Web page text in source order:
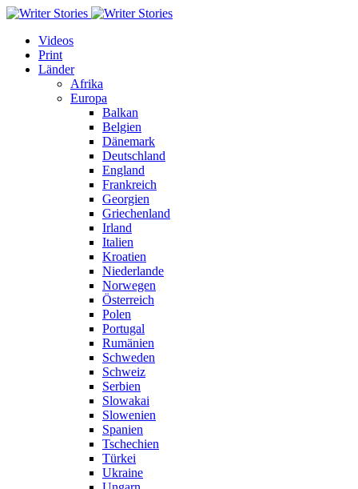
Videos
Print
Länder
Afrika
Europa
Balkan
Belgien
Dänemark
Deutschland
England
Frankreich
Georgien
Griechenland
Irland
Italien
Kroatien
Niederlande
Norwegen
Österreich
Polen
Portugal
Rumänien
Schweden
Schweiz
Serbien
Slowakai
Slowenien
Spanien
Tschechien
Türkei
Ukraine